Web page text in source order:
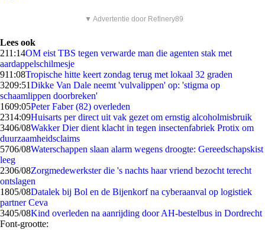
▼ Advertentie door Refinery89
Lees ook
211:14OM eist TBS tegen verwarde man die agenten stak met
aardappelschilmesje
911:08Tropische hitte keert zondag terug met lokaal 32 graden
3209:51Dikke Van Dale neemt 'vulvalippen' op: 'stigma op
schaamlippen doorbreken'
1609:05Peter Faber (82) overleden
2314:09Huisarts per direct uit vak gezet om ernstig alcoholmisbruik
3406/08Wakker Dier dient klacht in tegen insectenfabriek Protix om
duurzaamheidsclaims
5706/08Waterschappen slaan alarm wegens droogte: Gereedschapskist
leeg
2306/08Zorgmedewerkster die 's nachts haar vriend bezocht terecht
ontslagen
1805/08Datalek bij Bol en de Bijenkorf na cyberaanval op logistiek
partner Ceva
3405/08Kind overleden na aanrijding door AH-bestelbus in Dordrecht
Font-grootte: